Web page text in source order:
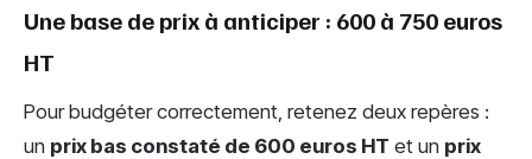
Une base de prix à anticiper : 600 à 750 euros
HT
Pour budgéter correctement, retenez deux repères :
un prix bas constaté de 600 euros HT et un prix